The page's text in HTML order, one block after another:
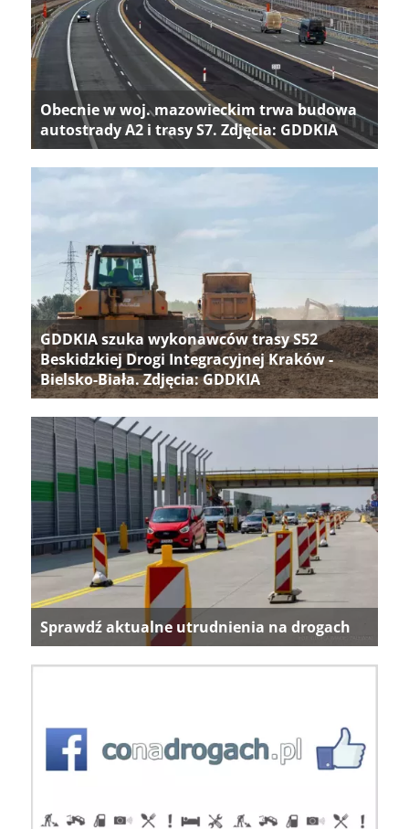
Obecnie w woj. mazowieckim trwa budowa
autostrady A2 i trasy S7. Zdjęcia: GDDKIA
GDDKIA szuka wykonawców trasy S52
Beskidzkiej Drogi Integracyjnej Kraków -
Bielsko-Biała. Zdjęcia: GDDKIA
Sprawdź aktualne utrudnienia na drogach